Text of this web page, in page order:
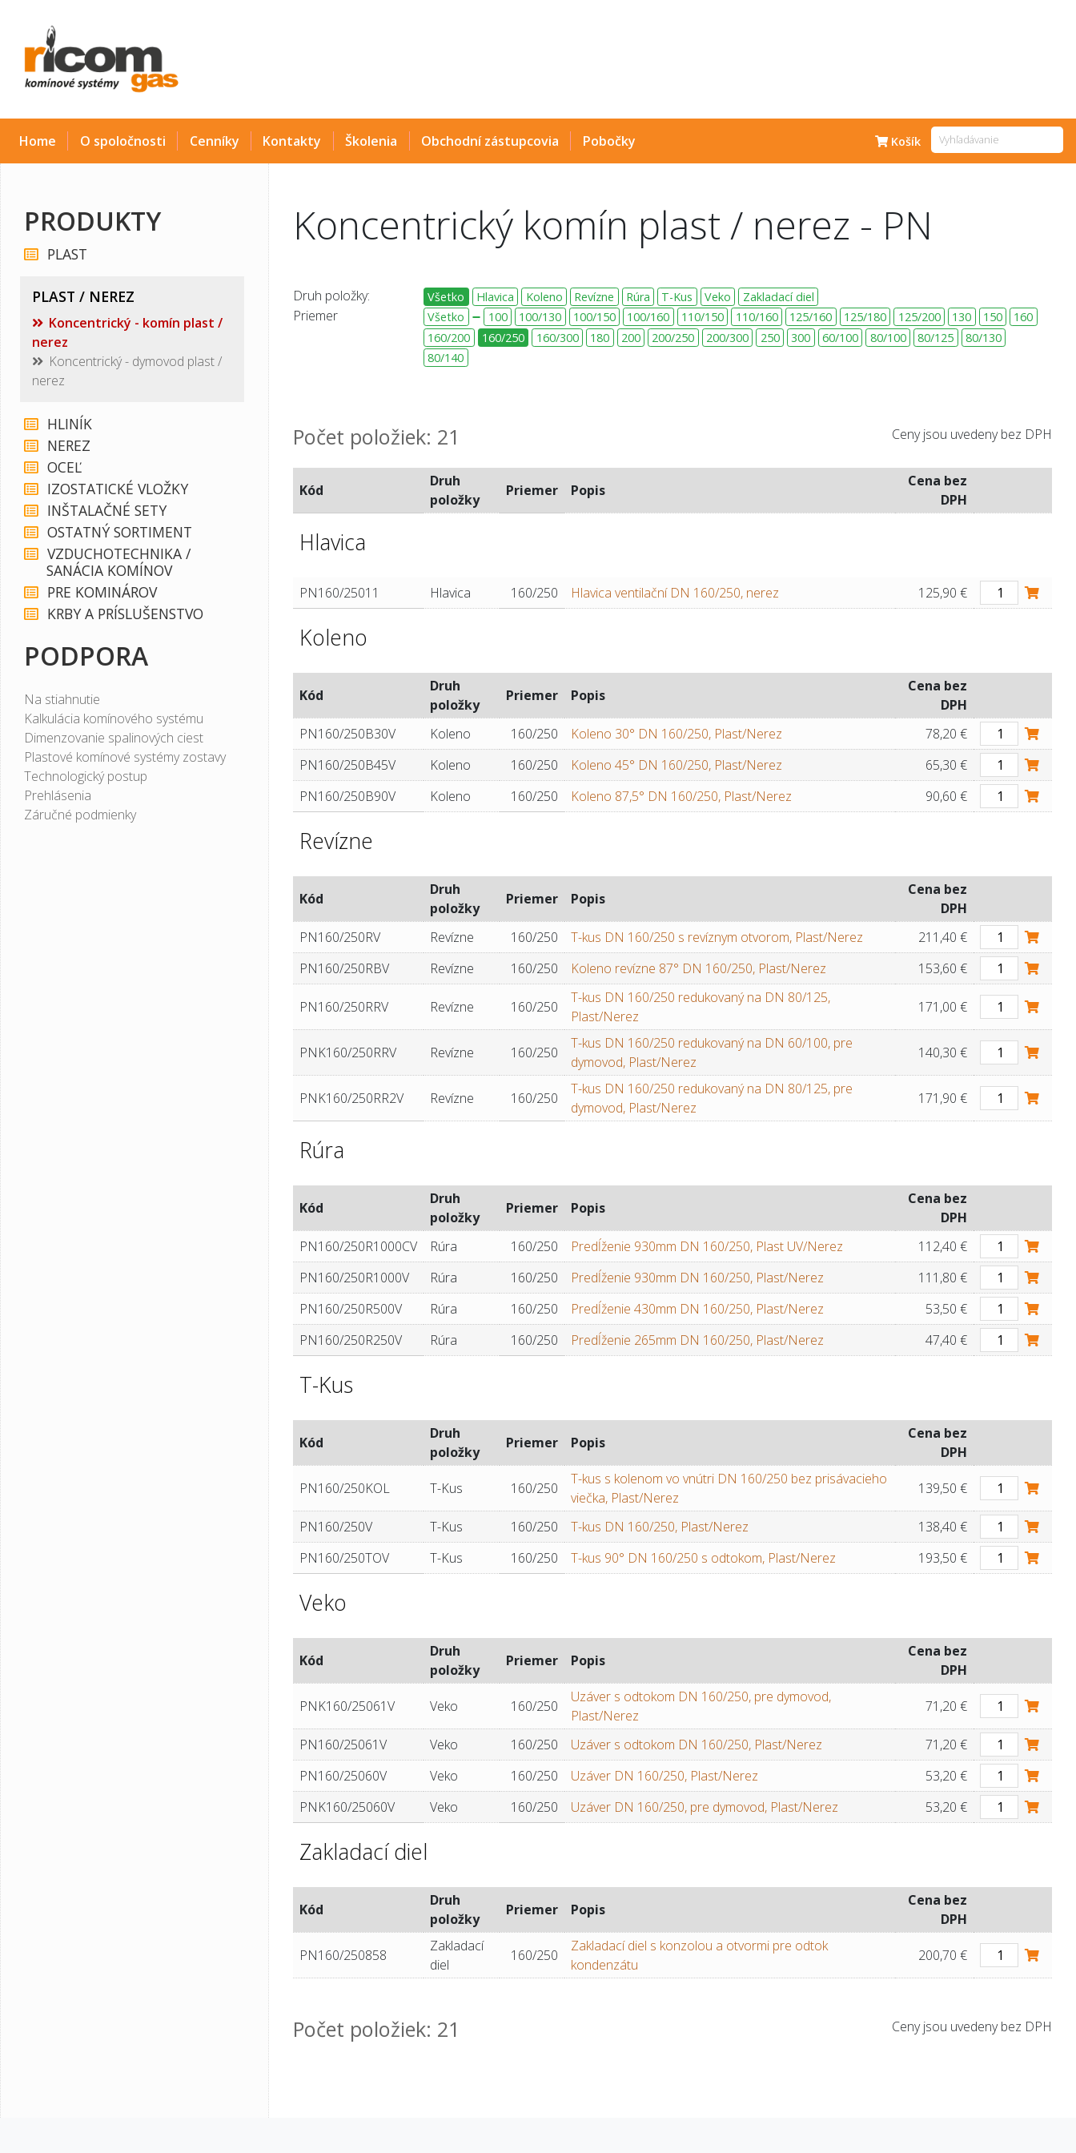
Home O spoločnosti Cenníky Kontakty Školenia Obchodní zástupcovia Pobočky Košík
PRODUKTY
PLAST
PLAST / NEREZ
Koncentrický - komín plast /
nerez
Koncentrický - dymovod plast /
nerez
HLINÍK
NEREZ
OCEĽ
IZOSTATICKÉ VLOŽKY
INŠTALAČNÉ SETY
OSTATNÝ SORTIMENT
VZDUCHOTECHNIKA /
SANÁCIA KOMÍNOV
PRE KOMINÁROV
KRBY A PRÍSLUŠENSTVO
PODPORA
Na stiahnutie
Kalkulácia komínového systému
Dimenzovanie spalinových ciest
Plastové komínové systémy zostavy
Technologický postup
Prehlásenia
Záručné podmienky
Koncentrický komín plast / nerez - PN
Druh položky: Všetko Hlavica Koleno Revízne Rúra T-Kus Veko Zakladací diel
Priemer Všetko 100 100/130 100/150 100/160 110/150 110/160 125/160 125/180 125/200 130 150
160
160/200
160/250 160/300 180 200 200/250 200/300 250 300 60/100 80/100 80/125
80/130
80/140
Počet položiek: 21 Ceny jsou uvedeny bez DPH
Hlavica
Kód
Druh
položky
Priemer Popis
Cena bez
DPH
PN160/25011 Hlavica 160/250 Hlavica ventilační DN 160/250, nerez 125,90 €
Koleno
Kód
Druh
položky
Priemer Popis
Cena bez
DPH
PN160/250B30V
Koleno 160/250 Koleno 30° DN 160/250, Plast/Nerez
78,20 €
PN160/250B45V
Koleno 160/250 Koleno 45° DN 160/250, Plast/Nerez
65,30 €
PN160/250B90V
Koleno 160/250 Koleno 87,5° DN 160/250, Plast/Nerez 90,60 €
Revízne
Kód
Druh
položky
Priemer Popis
Cena bez
DPH
PN160/250RV
Revízne 160/250 T-kus DN 160/250 s revíznym otvorom, Plast/Nerez
211,40 €
PN160/250RBV
Revízne 160/250 Koleno revízne 87° DN 160/250, Plast/Nerez 153,60 €
PN160/250RRV Revízne 160/250
T-kus DN 160/250 redukovaný na DN 80/125,
Plast/Nerez
171,00 €
PNK160/250RRV Revízne 160/250
T-kus DN 160/250 redukovaný na DN 60/100, pre
dymovod, Plast/Nerez
140,30 €
PNK160/250RR2V Revízne 160/250
T-kus DN 160/250 redukovaný na DN 80/125, pre
dymovod, Plast/Nerez
171,90 €
Rúra
Kód
Druh
položky
Priemer Popis
Cena bez
DPH
PN160/250R1000CV
Rúra 160/250 Predĺženie 930mm DN 160/250, Plast UV/Nerez
112,40 €
PN160/250R1000V
Rúra 160/250 Predĺženie 930mm DN 160/250, Plast/Nerez
111,80 €
PN160/250R500V
Rúra 160/250 Predĺženie 430mm DN 160/250, Plast/Nerez
53,50 €
PN160/250R250V
Rúra 160/250 Predĺženie 265mm DN 160/250, Plast/Nerez 47,40 €
T-Kus
Kód
Druh
položky
Priemer Popis
Cena bez
DPH
PN160/250KOL T-Kus 160/250
T-kus s kolenom vo vnútri DN 160/250 bez prisávacieho
viečka, Plast/Nerez
139,50 €
PN160/250V T-Kus 160/250 T-kus DN 160/250, Plast/Nerez
138,40 €
PN160/250TOV
T-Kus 160/250 T-kus 90° DN 160/250 s odtokom, Plast/Nerez 193,50 €
Veko
Kód
Druh
položky
Priemer Popis
Cena bez
DPH
PNK160/25061V Veko 160/250
Uzáver s odtokom DN 160/250, pre dymovod,
Plast/Nerez
71,20 €
PN160/25061V Veko 160/250 Uzáver s odtokom DN 160/250, Plast/Nerez
71,20 €
PN160/25060V
Veko 160/250 Uzáver DN 160/250, Plast/Nerez
53,20 €
PNK160/25060V
Veko 160/250 Uzáver DN 160/250, pre dymovod, Plast/Nerez 53,20 €
Zakladací diel
Kód
Druh
položky
Priemer Popis
Cena bez
DPH
PN160/250858
Zakladací
diel
160/250
Zakladací diel s konzolou a otvormi pre odtok
kondenzátu
200,70 €
Počet položiek: 21 Ceny jsou uvedeny bez DPH